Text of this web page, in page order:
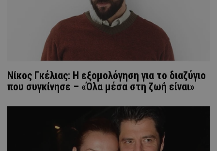
Νίκος Γκέλιας: Η εξομολόγηση για το διαζύγιο
που συγκίνησε – «Όλα μέσα στη ζωή είναι»